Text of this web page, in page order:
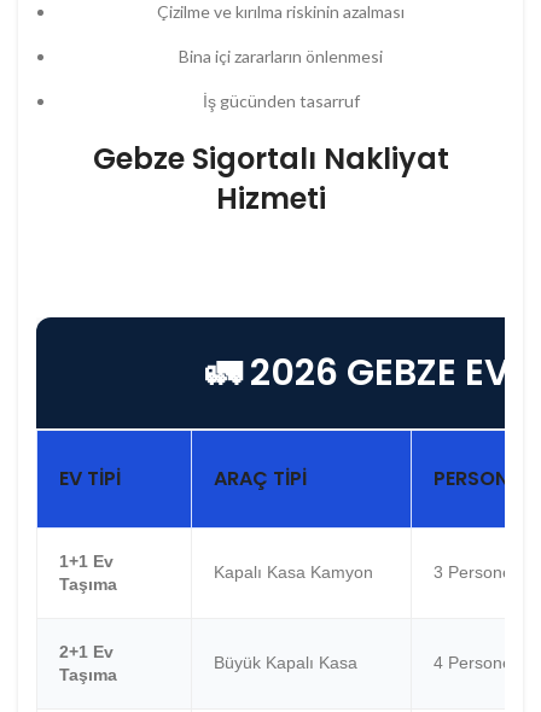
Çizilme ve kırılma riskinin azalması
Bina içi zararların önlenmesi
İş gücünden tasarruf
Gebze Sigortalı Nakliyat
Hizmeti
🚛 2026 GEBZE
EV TIPI ARAÇ TIPI PERSONEL
1+1 Ev
Taşıma
Kapalı Kasa Kamyon 3 Personel
2+1 Ev
Taşıma
Büyük Kapalı Kasa 4 Personel